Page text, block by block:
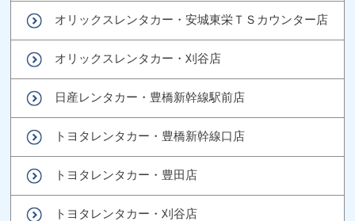
オリックスレンタカー・安城東栄ＴＳカウンター店
オリックスレンタカー・刈谷店
日産レンタカー・豊橋新幹線駅前店
トヨタレンタカー・豊橋新幹線口店
トヨタレンタカー・豊田店
トヨタレンタカー・刈谷店